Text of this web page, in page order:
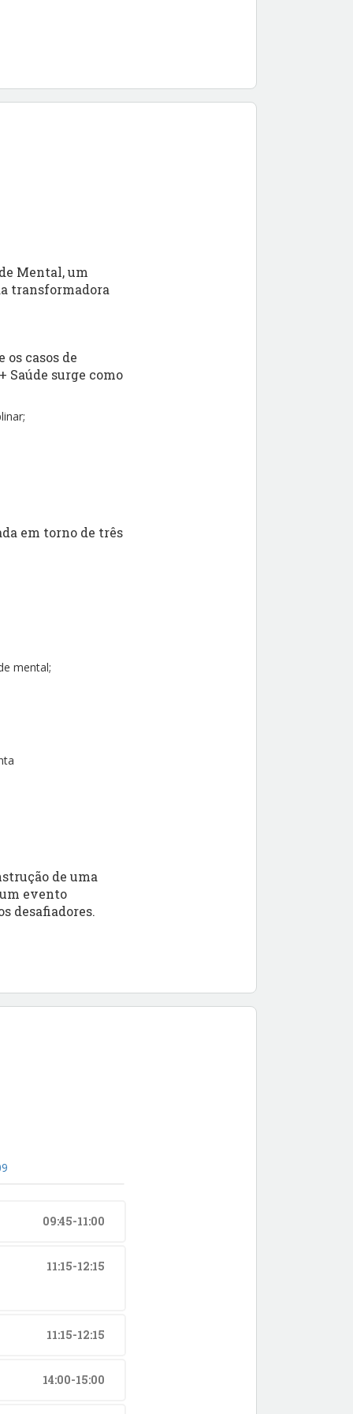
Mental, um
transformadora
casos de
Saúde surge como
em torno de três
mental;
de uma
evento
desafiadores.
09:45-11:00
11:15-12:15
11:15-12:15
14:00-15:00